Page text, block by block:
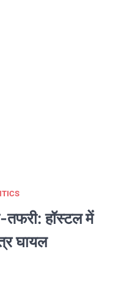
हॉस्टल में
घायल